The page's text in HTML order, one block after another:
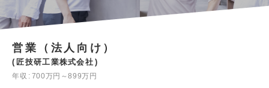
営業（法人向け）
匠技研工業株式会社
年収
700万円～899万円